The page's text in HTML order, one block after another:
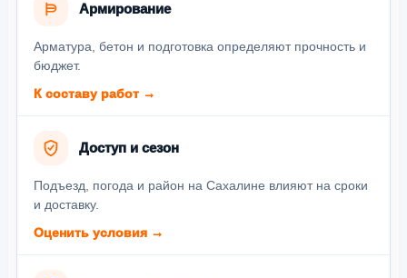
Армирование
Арматура, бетон и подготовка определяют прочность и
бюджет.
К составу работ →
Доступ и сезон
Подъезд, погода и район на Сахалине влияют на сроки
и доставку.
Оценить условия →